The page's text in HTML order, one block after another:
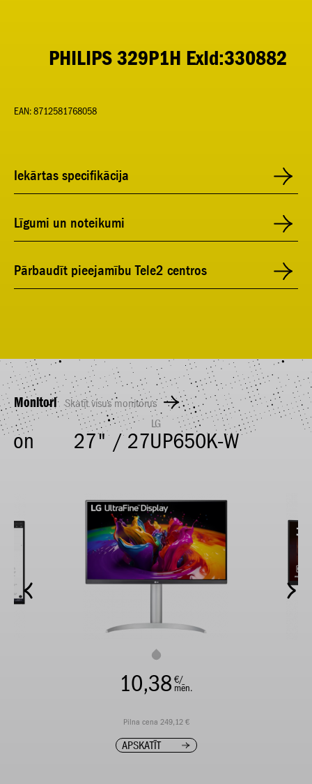
PHILIPS 329P1H ExId:330882
EAN: 8712581768058
Iekārtas specifikācija
Līgumi un noteikumi
Pārbaudīt pieejamību Tele2 centros
Monitori Skatīt visus monitorus
LG
27" / 27UP650K-W
10,38 €/
mēn.
Pilna cena 249,12 €
APSKATĪT